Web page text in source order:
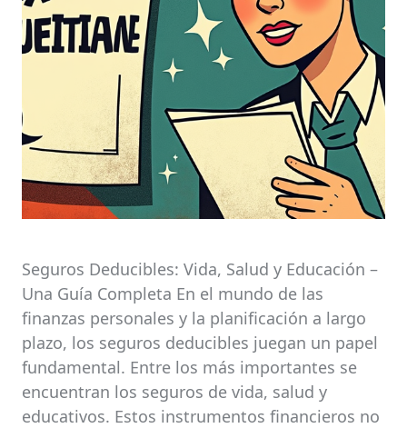
Seguros Deducibles: Vida, Salud y Educación –
Una Guía Completa En el mundo de las
finanzas personales y la planificación a largo
plazo, los seguros deducibles juegan un papel
fundamental. Entre los más importantes se
encuentran los seguros de vida, salud y
educativos. Estos instrumentos financieros no